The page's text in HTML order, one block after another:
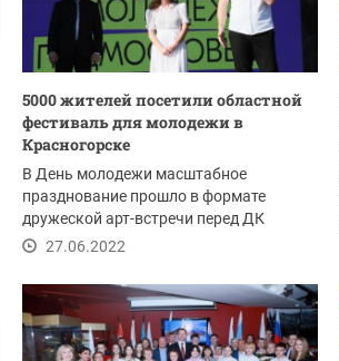
5000 жителей посетили областной
фестиваль для молодежи в
Красногорске
В День молодежи масштабное
празднование прошло в формате
дружеской арт-встречи перед ДК
«Подмосковье» в воскресенье,...
27.06.2022